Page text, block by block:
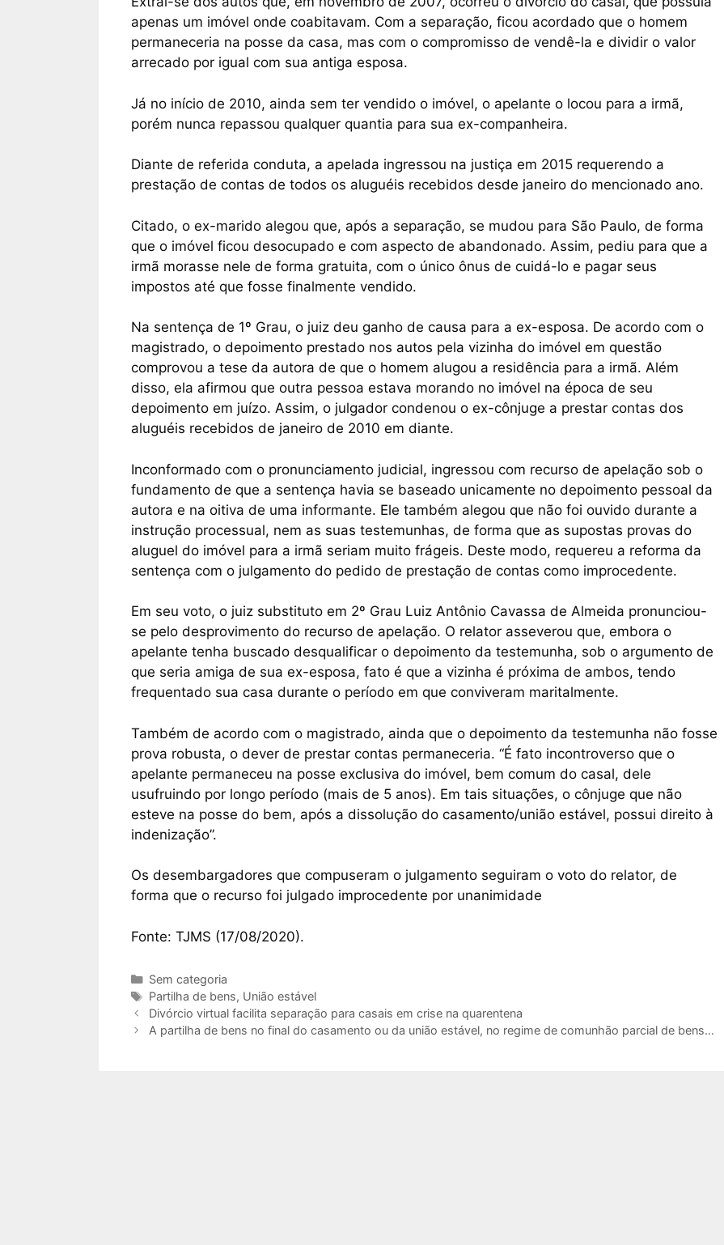
apenas um imóvel onde coabitavam. Com a separação, ficou acordado que o homem
permaneceria na posse da casa, mas com o compromisso de vendê-la e dividir o valor
arrecado por igual com sua antiga esposa.
Já no início de 2010, ainda sem ter vendido o imóvel, o apelante o locou para a irmã,
porém nunca repassou qualquer quantia para sua ex-companheira.
Diante de referida conduta, a apelada ingressou na justiça em 2015 requerendo a
prestação de contas de todos os aluguéis recebidos desde janeiro do mencionado ano.
Citado, o ex-marido alegou que, após a separação, se mudou para São Paulo, de forma
que o imóvel ficou desocupado e com aspecto de abandonado. Assim, pediu para que a
irmã morasse nele de forma gratuita, com o único ônus de cuidá-lo e pagar seus
impostos até que fosse finalmente vendido.
Na sentença de 1º Grau, o juiz deu ganho de causa para a ex-esposa. De acordo com o
magistrado, o depoimento prestado nos autos pela vizinha do imóvel em questão
comprovou a tese da autora de que o homem alugou a residência para a irmã. Além
disso, ela afirmou que outra pessoa estava morando no imóvel na época de seu
depoimento em juízo. Assim, o julgador condenou o ex-cônjuge a prestar contas dos
aluguéis recebidos de janeiro de 2010 em diante.
Inconformado com o pronunciamento judicial, ingressou com recurso de apelação sob o
fundamento de que a sentença havia se baseado unicamente no depoimento pessoal da
autora e na oitiva de uma informante. Ele também alegou que não foi ouvido durante a
instrução processual, nem as suas testemunhas, de forma que as supostas provas do
aluguel do imóvel para a irmã seriam muito frágeis. Deste modo, requereu a reforma da
sentença com o julgamento do pedido de prestação de contas como improcedente.
Em seu voto, o juiz substituto em 2º Grau Luiz Antônio Cavassa de Almeida pronunciou-
se pelo desprovimento do recurso de apelação. O relator asseverou que, embora o
apelante tenha buscado desqualificar o depoimento da testemunha, sob o argumento de
que seria amiga de sua ex-esposa, fato é que a vizinha é próxima de ambos, tendo
frequentado sua casa durante o período em que conviveram maritalmente.
Também de acordo com o magistrado, ainda que o depoimento da testemunha não fosse
prova robusta, o dever de prestar contas permaneceria. “É fato incontroverso que o
apelante permaneceu na posse exclusiva do imóvel, bem comum do casal, dele
usufruindo por longo período (mais de 5 anos). Em tais situações, o cônjuge que não
esteve na posse do bem, após a dissolução do casamento/união estável, possui direito à
indenização”.
Os desembargadores que compuseram o julgamento seguiram o voto do relator, de
forma que o recurso foi julgado improcedente por unanimidade
Fonte: TJMS (17/08/2020).
Sem categoria
Partilha de bens, União estável
Divórcio virtual facilita separação para casais em crise na quarentena
A partilha de bens no final do casamento ou da união estável, no regime de comunhão parcial de bens…